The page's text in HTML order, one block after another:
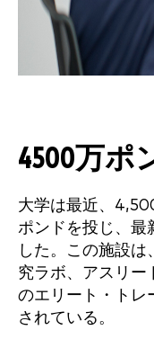
4500万ポ
大学は最近、
ポンド を投じ、最
した。この施設
究ラボ、アスリー
のエリート・トレ
されている。